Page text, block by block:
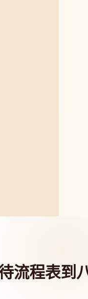
流程表到